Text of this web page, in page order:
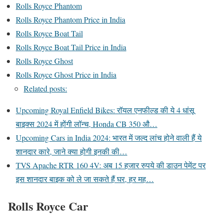
Rolls Royce Phantom
Rolls Royce Phantom Price in India
Rolls Royce Boat Tail
Rolls Royce Boat Tail Price in India
Rolls Royce Ghost
Rolls Royce Ghost Price in India
Related posts:
Upcoming Royal Enfield Bikes: रॉयल एनफील्ड की ये 4 धांसू
बाइक्स 2024 में होंगी लॉन्च, Honda CB 350 औ…
Upcoming Cars in India 2024: भारत में जल्द लांच होने वाली हैं ये
शानदार कारे, जाने क्या होगी इनकी की…
TVS Apache RTR 160 4V: अब 15 हजार रुपये की डाउन पेमेंट पर
इस शानदार बाइक को ले जा सकते हैं घर, हर मह…
Rolls Royce Car